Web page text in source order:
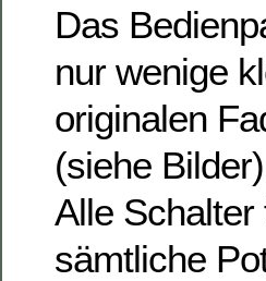
Das
nur wenige
originalen
(siehe
Alle Schalter
sämtliche